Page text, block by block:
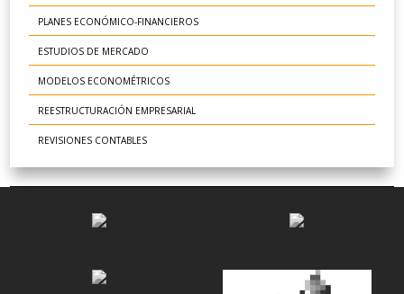
PLANES ECONÓMICO-FINANCIEROS
ESTUDIOS DE MERCADO
MODELOS ECONOMÉTRICOS
REESTRUCTURACIÓN EMPRESARIAL
REVISIONES CONTABLES